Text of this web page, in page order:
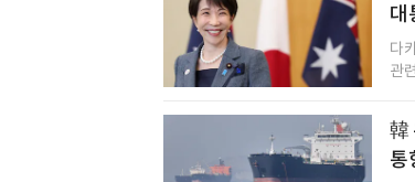
대
다
관
韓
통